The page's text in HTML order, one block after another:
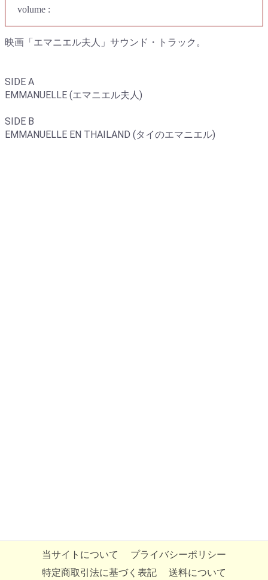
volume :
映画「エマニエル夫人」サウンド・トラック。
SIDE A
EMMANUELLE (エマニエル夫人)
SIDE B
EMMANUELLE EN THAILAND (タイのエマニエル)
当サイトについて
プライバシーポリシー
特定商取引法に基づく表記
送料について